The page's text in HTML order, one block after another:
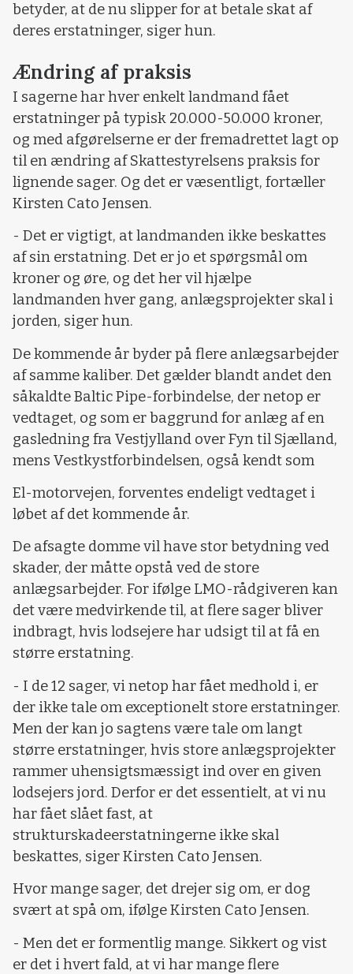
betyder, at de nu slipper for at betale skat af
deres erstatninger, siger hun.
Ændring af praksis
I sagerne har hver enkelt landmand fået
erstatninger på typisk 20.000-50.000 kroner,
og med afgørelserne er der fremadrettet lagt op
til en ændring af Skattestyrelsens praksis for
lignende sager. Og det er væsentligt, fortæller
Kirsten Cato Jensen.
- Det er vigtigt, at landmanden ikke beskattes
af sin erstatning. Det er jo et spørgsmål om
kroner og øre, og det her vil hjælpe
landmanden hver gang, anlægsprojekter skal i
jorden, siger hun.
De kommende år byder på flere anlægsarbejder
af samme kaliber. Det gælder blandt andet den
såkaldte Baltic Pipe-forbindelse, der netop er
vedtaget, og som er baggrund for anlæg af en
gasledning fra Vestjylland over Fyn til Sjælland,
mens Vestkystforbindelsen, også kendt som
El-motorvejen, forventes endeligt vedtaget i
løbet af det kommende år.
De afsagte domme vil have stor betydning ved
skader, der måtte opstå ved de store
anlægsarbejder. For ifølge LMO-rådgiveren kan
det være medvirkende til, at flere sager bliver
indbragt, hvis lodsejere har udsigt til at få en
større erstatning.
- I de 12 sager, vi netop har fået medhold i, er
der ikke tale om exceptionelt store erstatninger.
Men der kan jo sagtens være tale om langt
større erstatninger, hvis store anlægsprojekter
rammer uhensigtsmæssigt ind over en given
lodsejers jord. Derfor er det essentielt, at vi nu
har fået slået fast, at
strukturskadeerstatningerne ikke skal
beskattes, siger Kirsten Cato Jensen.
Hvor mange sager, det drejer sig om, er dog
svært at spå om, ifølge Kirsten Cato Jensen.
- Men det er formentlig mange. Sikkert og vist
er det i hvert fald, at vi har mange flere